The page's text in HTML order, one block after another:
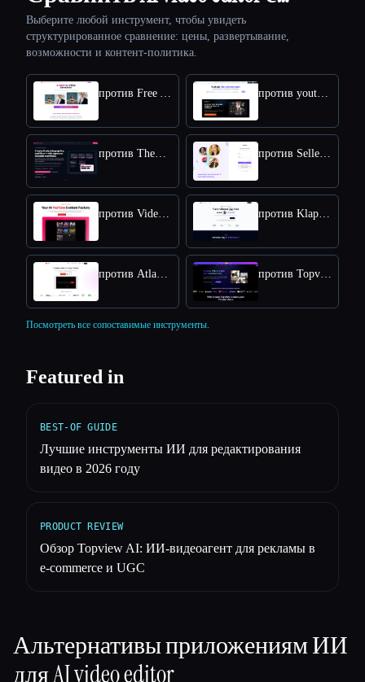
Выберите любой инструмент, чтобы увидеть
структурированное сравнение: цены, развертывание,
возможности и контент-политика.
против Free AI kissing video generator против youtube video downloader
против TheFluxTrain против SellerPic AI
против VideoIdeas AI против Klap App
против Atlabs AI против Topview AI URL to Video
Посмотреть все сопоставимые инструменты.
Featured in
BEST-OF GUIDE
Лучшие инструменты ИИ для редактирования
видео в 2026 году
PRODUCT REVIEW
Обзор Topview AI: ИИ-видеоагент для рекламы в
e-commerce и UGC
Альтернативы приложениям ИИ
дляAI video editor